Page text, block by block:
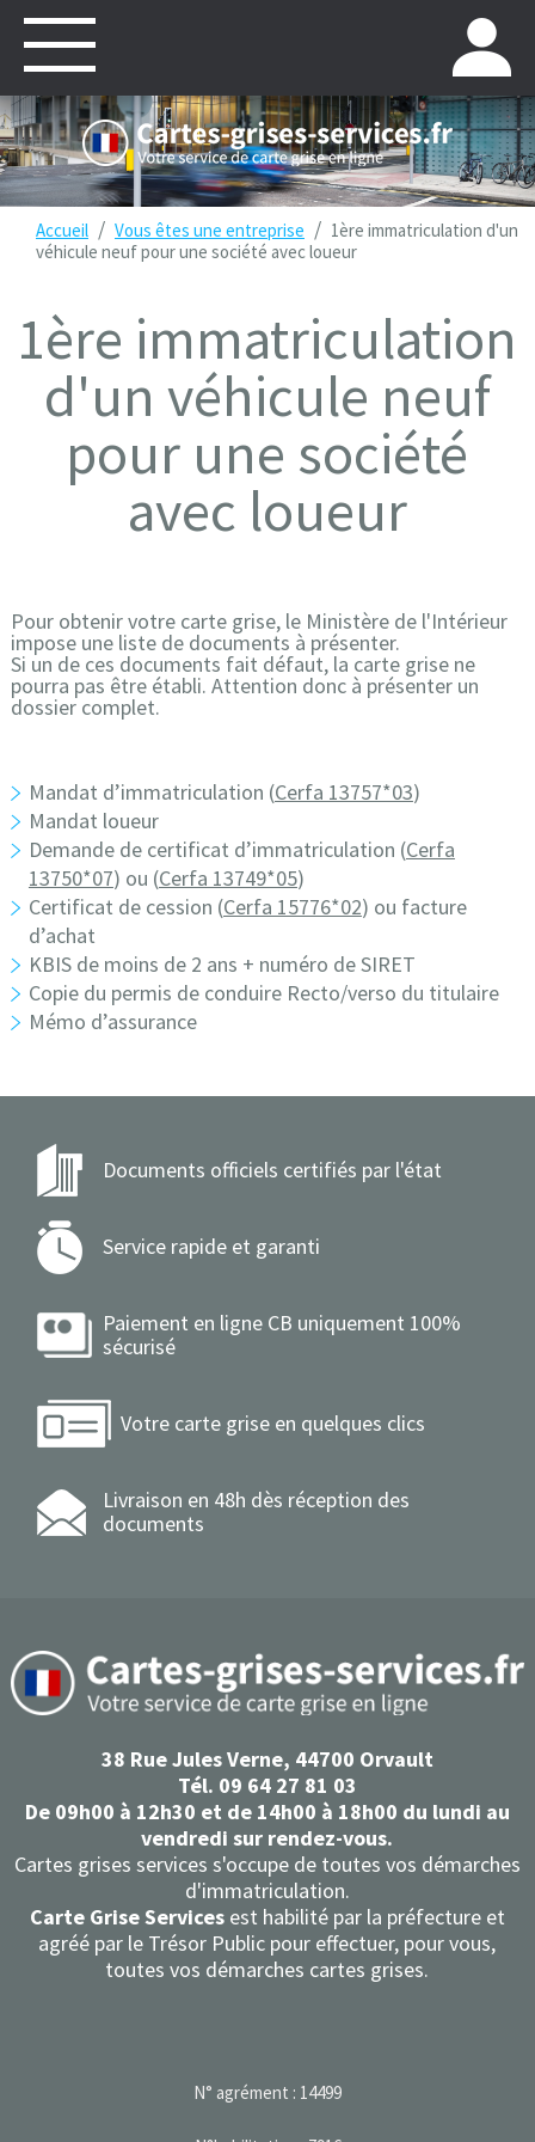
Accueil / Vous êtes une entreprise / 1ère immatriculation d'un
véhicule neuf pour une société avec loueur
1ère immatriculation
d'un véhicule neuf
pour une société
avec loueur
Pour obtenir votre carte grise, le Ministère de l'Intérieur
impose une liste de documents à présenter.
Si un de ces documents fait défaut, la carte grise ne
pourra pas être établi. Attention donc à présenter un
dossier complet.
Mandat d’immatriculation (Cerfa 13757*03)
Mandat loueur
Demande de certificat d’immatriculation (Cerfa
13750*07) ou (Cerfa 13749*05)
Certificat de cession (Cerfa 15776*02) ou facture
d’achat
KBIS de moins de 2 ans + numéro de SIRET
Copie du permis de conduire Recto/verso du titulaire
Mémo d’assurance
Documents officiels certifiés par l'état
Service rapide et garanti
Paiement en ligne CB uniquement 100%
sécurisé
Votre carte grise en quelques clics
Livraison en 48h dès réception des
documents
38 Rue Jules Verne, 44700 Orvault
Tél. 09 64 27 81 03
De 09h00 à 12h30 et de 14h00 à 18h00 du lundi au
vendredi sur rendez-vous.
Cartes grises services s'occupe de toutes vos démarches
d'immatriculation.
Carte Grise Servicesest habilité par la préfecture et
agréé par le Trésor Public pour effectuer, pour vous,
toutes vos démarches cartes grises.
N° agrément : 14499